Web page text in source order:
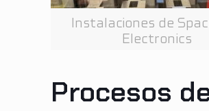
Instalaciones de
Electronics
Procesos